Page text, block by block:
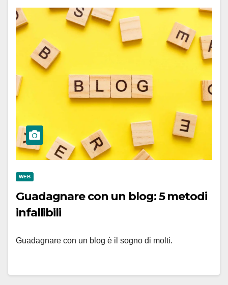
WEB
Guadagnare con un blog: 5 metodi
infallibili
Guadagnare con un blog è il sogno di molti.